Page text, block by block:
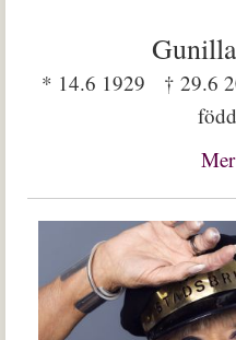
* 14.6 1929 † 29.6